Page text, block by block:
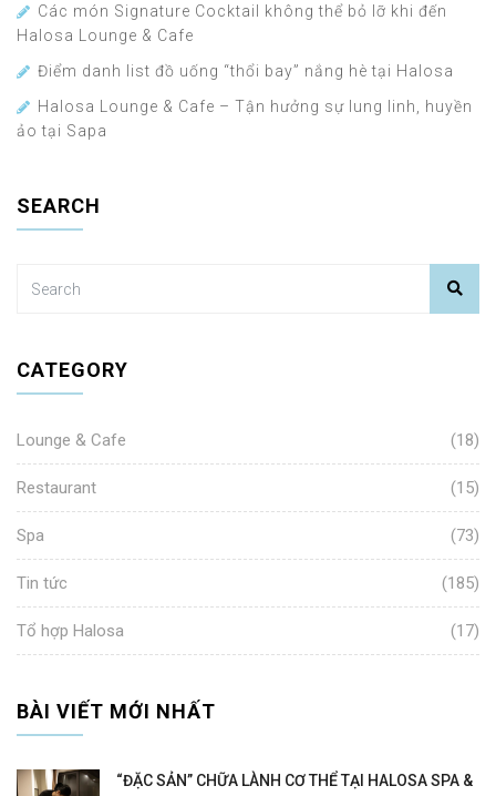
Các món Signature Cocktail không thể bỏ lỡ khi đến
Halosa Lounge & Cafe
Điểm danh list đồ uống “thổi bay” nắng hè tại Halosa
Halosa Lounge & Cafe – Tận hưởng sự lung linh, huyền
ảo tại Sapa
SEARCH
CATEGORY
Lounge & Cafe (18)
Restaurant (15)
Spa (73)
Tin tức (185)
Tổ hợp Halosa (17)
BÀI VIẾT MỚI NHẤT
“ĐẶC SẢN” CHỮA LÀNH CƠ THỂ TẠI HALOSA SPA &